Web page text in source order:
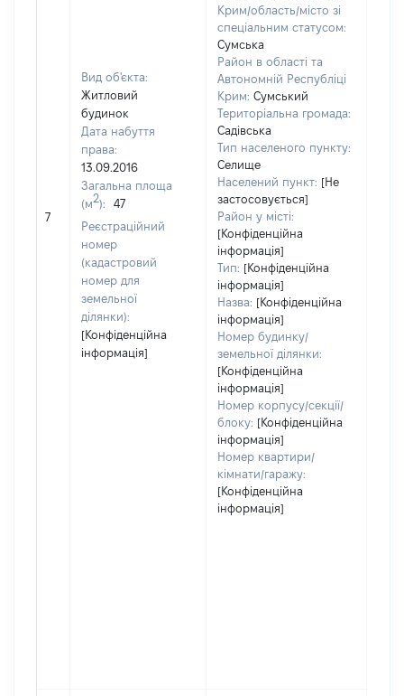
7
Вид об'єкта:
Житловий
будинок
Дата набуття
права:
13.09.2016
Загальна площа
(м2):
47
Реєстраційний
номер
(кадастровий
номер для
земельної
ділянки):
[Конфіденційна
інформація]
Крим/область/місто зі
спеціальним статусом:
Сумська
Район в області та
Автономній Республіці
Крим: Сумський
Територіальна громада:
Садівська
Тип населеного пункту:
Селище
Населений пункт: [Не
застосовується]
Район у місті:
[Конфіденційна
інформація]
Тип: [Конфіденційна
інформація]
Назва: [Конфіденційна
інформація]
Номер будинку/
земельної ділянки:
[Конфіденційна
інформація]
Номер корпусу/секції/
блоку: [Конфіденційна
інформація]
Номер квартири/
кімнати/гаражу:
[Конфіденційна
інформація]